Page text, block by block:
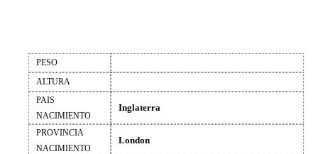
PESO
ALTURA
PAIS
NACIMIENTO
Inglaterra
PROVINCIA
NACIMIENTO
London